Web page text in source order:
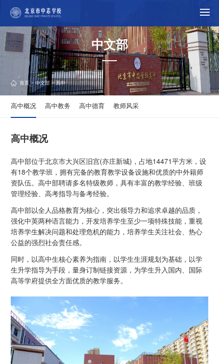
中文部
首页>中文部 > 高中
高中概况 高中教务 高中德育 教师风采
高中概况
高中部位于北京市大兴区旧宫(亦庄新城)，占地14471平方米，设
有18个教学班，拥有完备的教育教学设备设施和优质的中外籍师
资队伍。高中部聘请多名特级教师，具有丰富的教学经验、班级
管理经验、高考指导与备考经验。
高中部以全人品格教育为核心，突出领导力和追求卓越的品质，
强化中英两种语言能力，开发培养学生至少一项特殊技能，重视
培养学生解决问题和处理危机的能力，培养学生关注社会、热心
公益的强烈社会责任感。
同时，以高中生核心素养为指南，以学生生涯规划为基础，以学
生升学指导为手段，量身订制链接资源，为学生升入国内、国际
高等学府提供全方面优质的教学服务。